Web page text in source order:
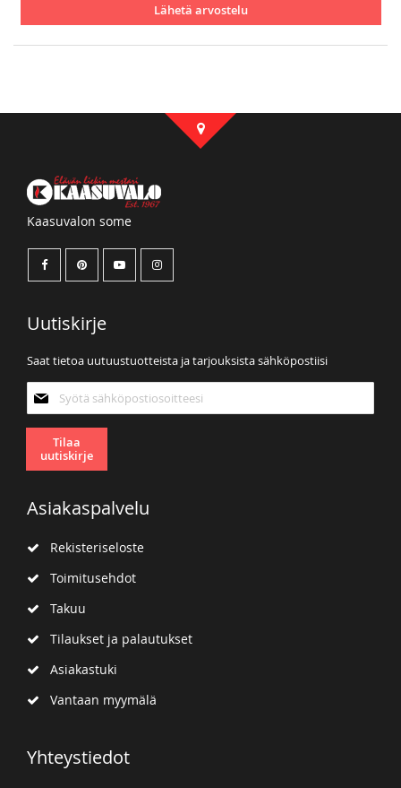
Lähetä arvostelu
Kaasuvalon some
Uutiskirje
Saat tietoa uutuustuotteista ja tarjouksista sähköpostiisi
uutiskirjeemme:
Tilaa
uutiskirje
Asiakaspalvelu
Rekisteriseloste
Toimitusehdot
Takuu
Tilaukset ja palautukset
Asiakastuki
Vantaan myymälä
Yhteystiedot